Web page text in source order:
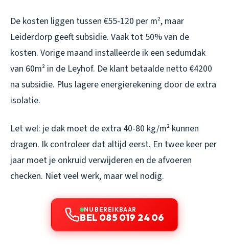
De kosten liggen tussen €55-120 per m², maar
Leiderdorp geeft subsidie. Vaak tot 50% van de
kosten. Vorige maand installeerde ik een sedumdak
van 60m² in de Leyhof. De klant betaalde netto €4200
na subsidie. Plus lagere energierekening door de extra
isolatie.
Let wel: je dak moet de extra 40-80 kg/m² kunnen
dragen. Ik controleer dat altijd eerst. En twee keer per
jaar moet je onkruid verwijderen en de afvoeren
checken. Niet veel werk, maar wel nodig.
NU BEREIKBAAR
BEL 085 019 24 06